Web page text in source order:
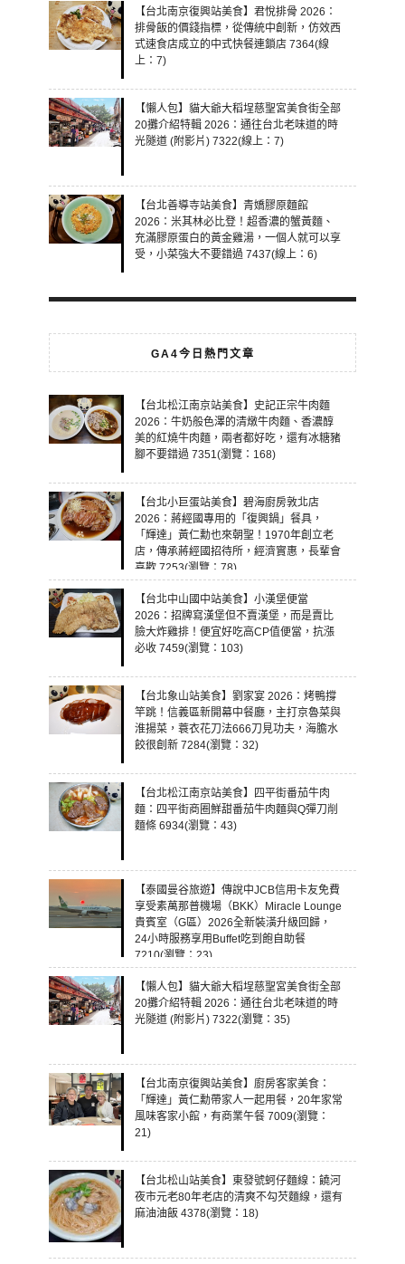
【台北南京復興站美食】君悅排骨 2026：
排骨飯的價錢指標，從傳統中創新，仿效西
式速食店成立的中式快餐連鎖店 7364(線
上：7)
【懶人包】貓大爺大稻埕慈聖宮美食街全部
20攤介紹特輯 2026：通往台北老味道的時
光隧道 (附影片) 7322(線上：7)
【台北善導寺站美食】青嬌膠原麵館
2026：米其林必比登！超香濃的蟹黃麵、
充滿膠原蛋白的黃金雞湯，一個人就可以享
受，小菜強大不要錯過 7437(線上：6)
GA4今日熱門文章
【台北松江南京站美食】史記正宗牛肉麵
2026：牛奶般色澤的清燉牛肉麵、香濃醇
美的紅燒牛肉麵，兩者都好吃，還有冰糖豬
腳不要錯過 7351(瀏覽：168)
【台北小巨蛋站美食】碧海廚房敦北店
2026：蔣經國專用的「復興鍋」餐具，
「輝達」黃仁勳也來朝聖！1970年創立老
店，傳承蔣經國招待所，經濟實惠，長輩會
喜歡 7253(瀏覽：78)
【台北中山國中站美食】小漢堡便當
2026：招牌寫漢堡但不賣漢堡，而是賣比
臉大炸雞排！便宜好吃高CP值便當，抗漲
必收 7459(瀏覽：103)
【台北象山站美食】劉家宴 2026：烤鴨撐
竿跳！信義區新開幕中餐廳，主打京魯菜與
淮揚菜，蓑衣花刀法666刀見功夫，海膽水
餃很創新 7284(瀏覽：32)
【台北松江南京站美食】四平街番茄牛肉
麵：四平街商圈鮮甜番茄牛肉麵與Q彈刀削
麵條 6934(瀏覽：43)
【泰國曼谷旅遊】傳說中JCB信用卡友免費
享受素萬那普機場（BKK）Miracle Lounge
貴賓室（G區）2026全新裝潢升級回歸，
24小時服務享用Buffet吃到飽自助餐
7210(瀏覽：23)
【懶人包】貓大爺大稻埕慈聖宮美食街全部
20攤介紹特輯 2026：通往台北老味道的時
光隧道 (附影片) 7322(瀏覽：35)
【台北南京復興站美食】廚房客家美食：
「輝達」黃仁勳帶家人一起用餐，20年家常
風味客家小館，有商業午餐 7009(瀏覽：
21)
【台北松山站美食】東發號蚵仔麵線：饒河
夜市元老80年老店的清爽不勾芡麵線，還有
麻油油飯 4378(瀏覽：18)